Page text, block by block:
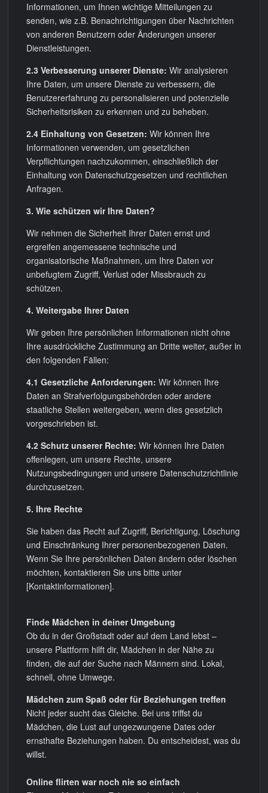
Informationen, um Ihnen wichtige Mitteilungen zu
senden, wie z.B. Benachrichtigungen über Nachrichten
von anderen Benutzern oder Änderungen unserer
Dienstleistungen.
2.3 Verbesserung unserer Dienste: Wir analysieren
Ihre Daten, um unsere Dienste zu verbessern, die
Benutzererfahrung zu personalisieren und potenzielle
Sicherheitsrisiken zu erkennen und zu beheben.
2.4 Einhaltung von Gesetzen: Wir können Ihre
Informationen verwenden, um gesetzlichen
Verpflichtungen nachzukommen, einschließlich der
Einhaltung von Datenschutzgesetzen und rechtlichen
Anfragen.
3. Wie schützen wir Ihre Daten?
Wir nehmen die Sicherheit Ihrer Daten ernst und
ergreifen angemessene technische und
organisatorische Maßnahmen, um Ihre Daten vor
unbefugtem Zugriff, Verlust oder Missbrauch zu
schützen.
4. Weitergabe Ihrer Daten
Wir geben Ihre persönlichen Informationen nicht ohne
Ihre ausdrückliche Zustimmung an Dritte weiter, außer in
den folgenden Fällen:
4.1 Gesetzliche Anforderungen: Wir können Ihre
Daten an Strafverfolgungsbehörden oder andere
staatliche Stellen weitergeben, wenn dies gesetzlich
vorgeschrieben ist.
4.2 Schutz unserer Rechte: Wir können Ihre Daten
offenlegen, um unsere Rechte, unsere
Nutzungsbedingungen und unsere Datenschutzrichtlinie
durchzusetzen.
5. Ihre Rechte
Sie haben das Recht auf Zugriff, Berichtigung, Löschung
und Einschränkung Ihrer personenbezogenen Daten.
Wenn Sie Ihre persönlichen Daten ändern oder löschen
möchten, kontaktieren Sie uns bitte unter
[Kontaktinformationen].
Finde Mädchen in deiner Umgebung
Ob du in der Großstadt oder auf dem Land lebst –
unsere Plattform hilft dir, Mädchen in der Nähe zu
finden, die auf der Suche nach Männern sind. Lokal,
schnell, ohne Umwege.
Mädchen zum Spaß oder für Beziehungen treffen
Nicht jeder sucht das Gleiche. Bei uns triffst du
Mädchen, die Lust auf ungezwungene Dates oder
ernsthafte Beziehungen haben. Du entscheidest, was du
willst.
Online flirten war noch nie so einfach